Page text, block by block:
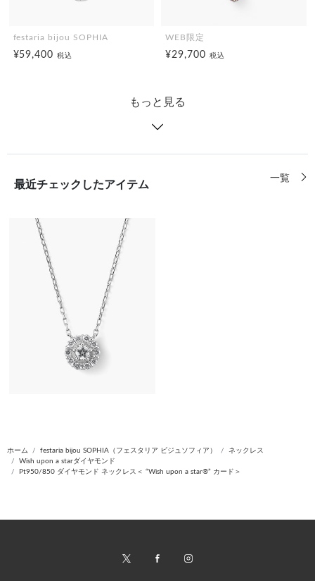
festaria bijou SOPHIA
¥59,400税込
WEB限定
¥29,700 税込
もっと見る
最近チェックしたアイテム
一覧
ホーム festaria bijou SOPHIA（フェスタリア ビジュソフィア）
ネックレス
Wish upon a starダイヤモンド
Pt950/850 ダイヤモンド ネックレス＜ “Wish upon a star®” カード＞